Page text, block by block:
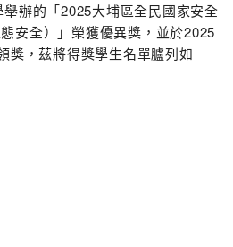
辦的「2025大埔區全民國家安全
安全）」榮獲優異獎，並於2025
獎，茲將得獎學生名單臚列如